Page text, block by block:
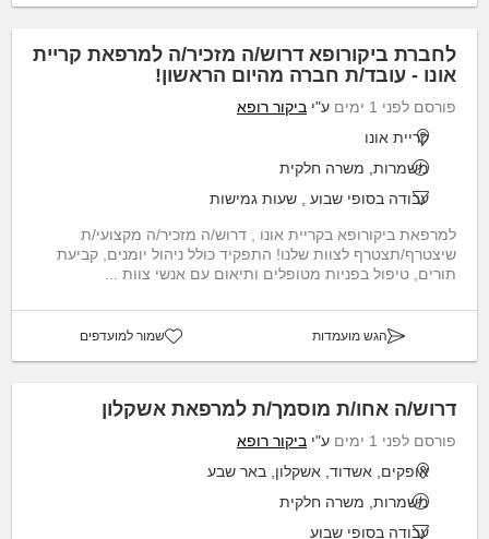
לחברת ביקורופא דרוש/ה מזכיר/ה למרפאת קריית
אונו - עובד/ת חברה מהיום הראשון!
פורסם לפני 1 ימים ע"י ביקור רופא
קריית אונו
משמרות, משרה חלקית
עבודה בסופי שבוע
שעות גמישות
למרפאת ביקורופא בקריית אונו , דרוש/ה מזכיר/ה מקצועי/ת
שיצטרף/תצטרף לצוות שלנו! התפקיד כולל ניהול יומנים, קביעת
תורים, טיפול בפניות מטופלים ותיאום עם אנשי צוות ...
הגש מועמדות שמור למועדפים
דרוש/ה אחו/ת מוסמך/ת למרפאת אשקלון
פורסם לפני 1 ימים ע"י ביקור רופא
אופקים, אשדוד, אשקלון, באר שבע
משמרות, משרה חלקית
עבודה בסופי שבוע